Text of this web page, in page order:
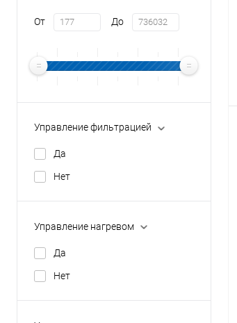
От До
Управление фильтрацией
Да
Нет
Управление нагревом
Да
Нет